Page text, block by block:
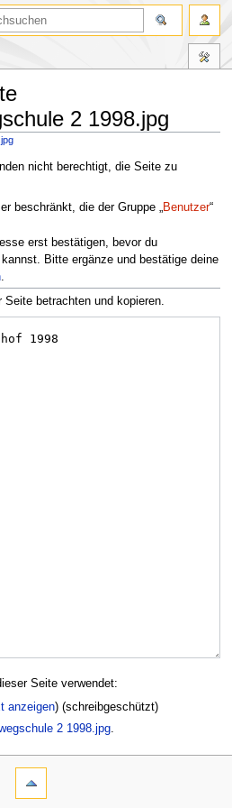
2 1998.jpg
nicht berechtigt, die Seite zu
beschränkt, die der Gruppe „
Benutzer“
erst bestätigen, bevor du
Bitte ergänze und bestätige deine
betrachten und kopieren.
Seite verwendet:
anzeigen) (schreibgeschützt)
2 1998.jpg.